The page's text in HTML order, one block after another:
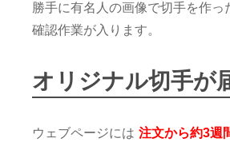
勝手に有名人の画像で切手を作
確認作業が入ります。
オリジナル切手が
ウェブページには 注文から約3週